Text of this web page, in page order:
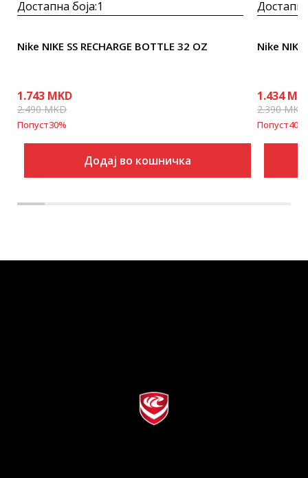
Достапна боја:1
Nike NIKE SS RECHARGE BOTTLE 32 OZ
1.743 MKD
2.490MKD
Попуст30%
Додај во кошничка
Nike NIKE
1.434
2.390MKD
Попуст40